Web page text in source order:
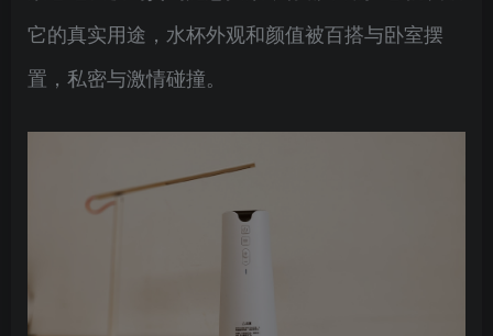
它的真实用途，水杯外观和颜值被百搭与卧室摆
置，私密与激情碰撞。